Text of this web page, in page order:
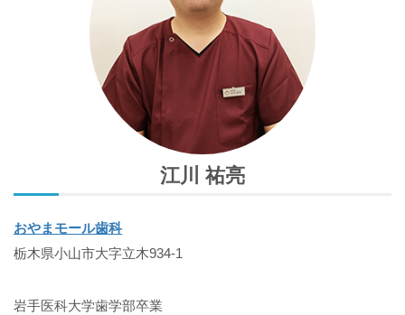
江川 祐亮
おやまモール歯科
栃木県小山市大字立木934-1
岩手医科大学歯学部卒業